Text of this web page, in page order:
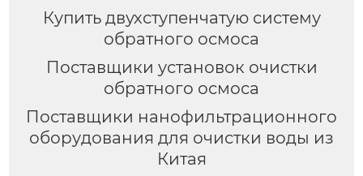
Купить двухступенчатую систему
обратного осмоса
Поставщики установок очистки
обратного осмоса
Поставщики нанофильтрационного
оборудования для очистки воды из
Китая